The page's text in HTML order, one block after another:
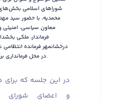
شوراهای اسلامی
محمدیه، با حضور سید
معاون سیاسی، امنیتی
فرماندار، ملکی
درخشانمهر فرمانده
در محل فرمانداری برگزار گردید.
در این جلسه که برای
و اعضای شورای